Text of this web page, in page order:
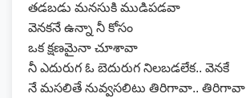
తడబడు మనసుకి ముడిపడవా
వెనకనే ఉన్నా నీ కోసం
ఒక క్షణమైనా చూశావా
నీ ఎదురుగ ఓ బెదురుగ నిలబడలేక.. వెనకే
నే మసలితే నువ్వసలిటు తిరిగావా.. తిరిగావా